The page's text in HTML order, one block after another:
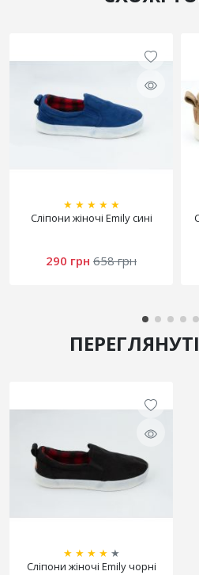
★ ★ ★ ★ ★
Сліпони жіночі Emily сині
290 грн 658 грн
★ ★ ★ ★ ★
Сліпони жіночі Emily чорні